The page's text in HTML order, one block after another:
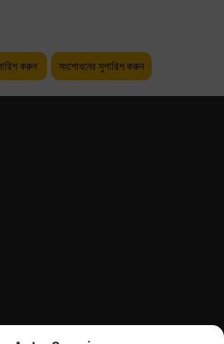
করুন সংশোধনের সুপারিশ করুন